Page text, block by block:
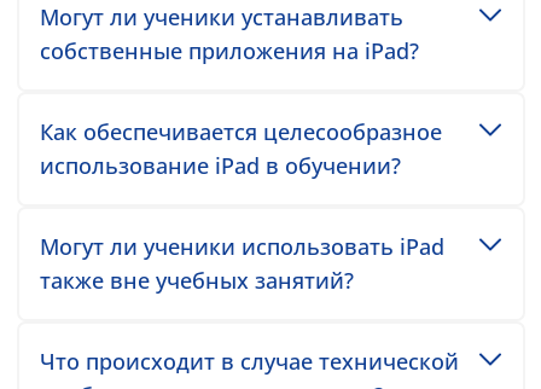
Могут ли ученики устанавливать
собственные приложения на iPad?
Toggle accordion item
Как обеспечивается целесообразное
использование iPad в обучении?
Toggle accordion item
Могут ли ученики использовать iPad
также вне учебных занятий?
Toggle accordion item
Что происходит в случае технической
Toggle accordion item